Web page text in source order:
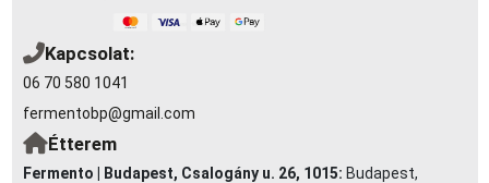
Kapcsolat:
06 70 580 1041
fermentobp@gmail.com
Étterem
Fermento | Budapest, Csalogány u. 26, 1015: Budapest,